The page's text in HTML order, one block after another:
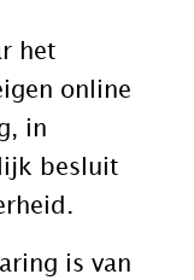
het
online
in
besluit
is van